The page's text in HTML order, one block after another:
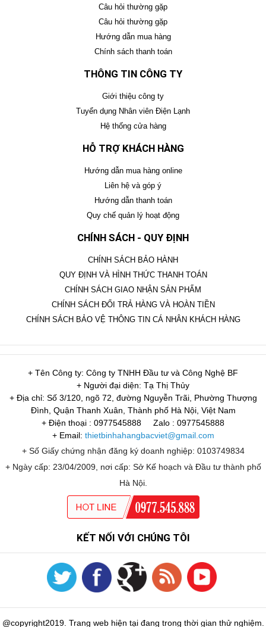
Câu hỏi thường gặp
Câu hỏi thường gặp
Hướng dẫn mua hàng
Chính sách thanh toán
THÔNG TIN CÔNG TY
Giới thiệu công ty
Tuyển dụng Nhân viên Điện Lạnh
Hệ thống cửa hàng
HỖ TRỢ KHÁCH HÀNG
Hướng dẫn mua hàng online
Liên hệ và góp ý
Hướng dẫn thanh toán
Quy chế quản lý hoạt động
CHÍNH SÁCH - QUY ĐỊNH
CHÍNH SÁCH BẢO HÀNH
QUY ĐỊNH VÀ HÌNH THỨC THANH TOÁN
CHÍNH SÁCH GIAO NHẬN SẢN PHẨM
CHÍNH SÁCH ĐỔI TRẢ HÀNG VÀ HOÀN TIỀN
CHÍNH SÁCH BẢO VỆ THÔNG TIN CÁ NHÂN KHÁCH HÀNG
+ Tên Công ty: Công ty TNHH Đầu tư và Công Nghệ BF
+ Người đại diện: Tạ Thị Thủy
+ Địa chỉ: Số 3/120, ngõ 72, đường Nguyễn Trãi, Phường Thượng
Đình, Quận Thanh Xuân, Thành phố Hà Nội, Việt Nam
+ Điện thoại : 0977545888
Zalo : 0977545888
+ Email: thietbinhahangbacviet@gmail.com
+ Số Giấy chứng nhận đăng ký doanh nghiệp: 0103749834
+ Ngày cấp: 23/04/2009, nơi cấp: Sở Kế hoạch và Đầu tư thành phố
Hà Nội.
KẾT NỐI VỚI CHÚNG TÔI
@copyright2019. Trang web hiện tại đang trong thời gian thử nghiệm.